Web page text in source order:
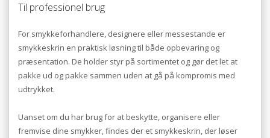
Til professionel brug
For smykkeforhandlere, designere eller messestande er
smykkeskrin en praktisk løsning til både opbevaring og
præsentation. De holder styr på sortimentet og gør det let at
pakke ud og pakke sammen uden at gå på kompromis med
udtrykket.
Uanset om du har brug for at beskytte, organisere eller
fremvise dine smykker, findes der et smykkeskrin, der løser